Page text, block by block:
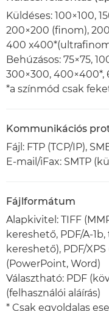
Küldéses: 100×100,
200×200 (finom),
400
Behúzásos: 75×75,
300×300, 400×400*,
*a színmód csak
Kommunikációs
Fájl: FTP (TCP/IP),
E-mail/iFax: SMTP
Fájlformátum
Alapkivitel: TIFF
kereshető, PDF/A-
kereshető), PDF/
(PowerPoint, Word)
Választható: PDF
(felhasználói aláírás)
* Csak egyoldalas